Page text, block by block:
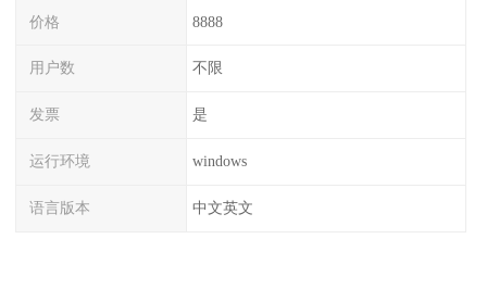
价格 8888
用户数 不限
发票 是
运行环境 windows
语言版本 中文英文